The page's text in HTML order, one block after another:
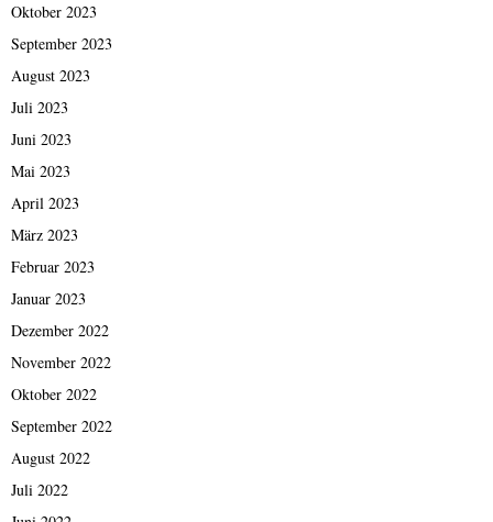
Oktober 2023
September 2023
August 2023
Juli 2023
Juni 2023
Mai 2023
April 2023
März 2023
Februar 2023
Januar 2023
Dezember 2022
November 2022
Oktober 2022
September 2022
August 2022
Juli 2022